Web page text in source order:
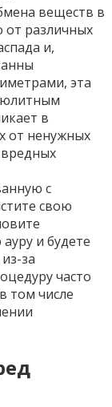
веществ в
различных
и,
эта
в
от ненужных
с
свою
и будете
за
часто
том числе